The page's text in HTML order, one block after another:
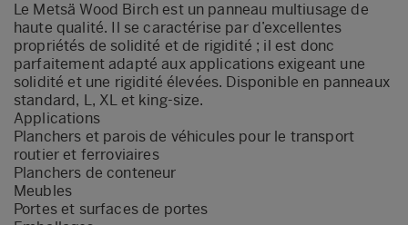
Le Metsä Wood Birch est un panneau multiusage de
haute qualité. Il se caractérise par d’excellentes
propriétés de solidité et de rigidité ; il est donc
parfaitement adapté aux applications exigeant une
solidité et une rigidité élevées. Disponible en panneaux
standard, L, XL et king-size.
Applications
Planchers et parois de véhicules pour le transport
routier et ferroviaires
Planchers de conteneur
Meubles
Portes et surfaces de portes